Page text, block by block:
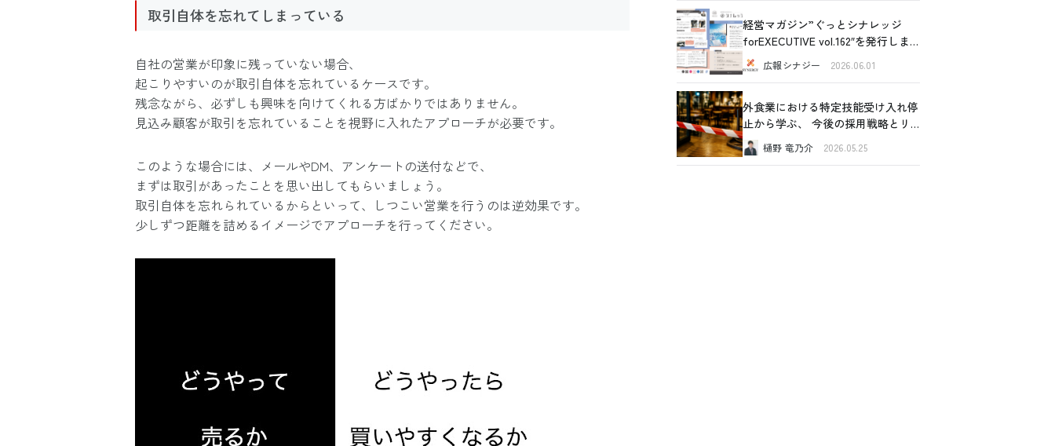
取引自体を忘れてしまっている
自社の営業が印象に残っていない場合、
起こりやすいのが取引自体を忘れているケースです。
残念ながら、必ずしも興味を向けてくれる方ばかりではありません。
見込み顧客が取引を忘れていることを視野に入れたアプローチが必要です。
このような場合には、メールやDM、アンケートの送付などで、
まずは取引があったことを思い出してもらいましょう。
取引自体を忘れられているからといって、しつこい営業を行うのは逆効果です。
少しずつ距離を詰めるイメージでアプローチを行ってください。
経営マガジン”ぐっとシナレッジ
forEXECUTIVE vol.162″を発行しま
した！広報シナジー 2026.06.01
外食業における特定技能受け入れ停
止から学ぶ、 今後の採用戦略とリ
スク管理樋野 竜乃介 2026.05.25